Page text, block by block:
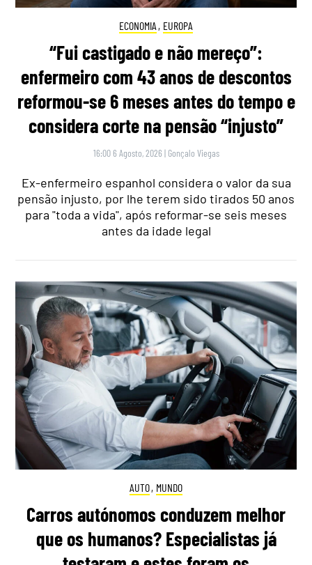
ECONOMIA , EUROPA
“Fui castigado e não mereço”:
enfermeiro com 43 anos de descontos
reformou-se 6 meses antes do tempo e
considera corte na pensão “injusto”
16:00 6 Agosto, 2026 | Gonçalo Viegas
Ex-enfermeiro espanhol considera o valor da sua
pensão injusto, por lhe terem sido tirados 50 anos
para "toda a vida", após reformar-se seis meses
antes da idade legal
AUTO, MUNDO
Carros autónomos conduzem melhor
que os humanos? Especialistas já